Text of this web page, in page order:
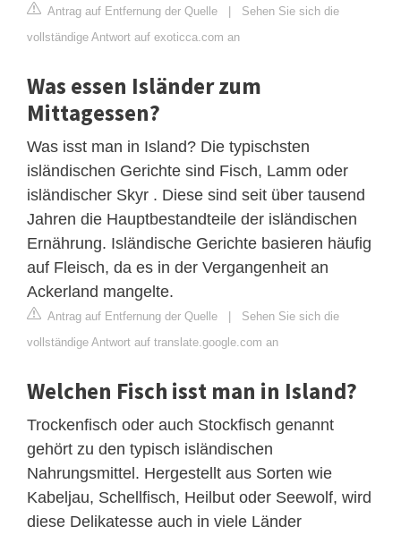
Antrag auf Entfernung der Quelle | Sehen Sie sich die
vollständige Antwort auf exoticca.com an
Was essen Isländer zum
Mittagessen?
Was isst man in Island? Die typischsten
isländischen Gerichte sind Fisch, Lamm oder
isländischer Skyr . Diese sind seit über tausend
Jahren die Hauptbestandteile der isländischen
Ernährung. Isländische Gerichte basieren häufig
auf Fleisch, da es in der Vergangenheit an
Ackerland mangelte.
Antrag auf Entfernung der Quelle | Sehen Sie sich die
vollständige Antwort auf translate.google.com an
Welchen Fisch isst man in Island?
Trockenfisch oder auch Stockfisch genannt
gehört zu den typisch isländischen
Nahrungsmittel. Hergestellt aus Sorten wie
Kabeljau, Schellfisch, Heilbut oder Seewolf, wird
diese Delikatesse auch in viele Länder